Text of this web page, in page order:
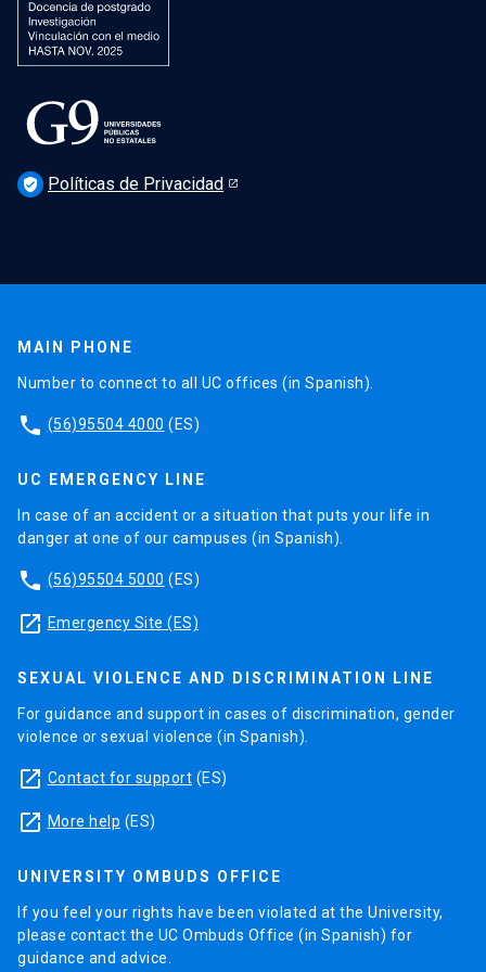
verified_user Políticas de Privacidad
MAIN PHONE
Number to connect to all UC offices (in Spanish).
phone (56)95504 4000 (ES)
UC EMERGENCY LINE
In case of an accident or a situation that puts your life in
danger at one of our campuses (in Spanish).
phone (56)95504 5000 (ES)
launch Emergency Site (ES)
SEXUAL VIOLENCE AND DISCRIMINATION LINE
For guidance and support in cases of discrimination, gender
violence or sexual violence (in Spanish).
launch Contact for support (ES)
launch More help (ES)
UNIVERSITY OMBUDS OFFICE
If you feel your rights have been violated at the University,
please contact the UC Ombuds Office (in Spanish) for
guidance and advice.